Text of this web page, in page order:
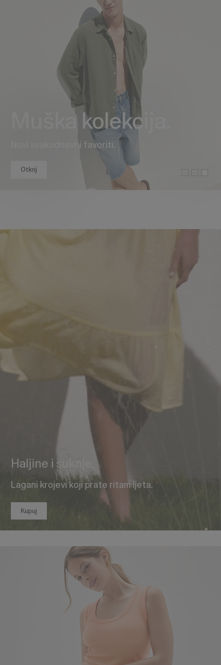
Muška kolekcija.
Novi svakodnevni favoriti.
Otkrij
Haljine i suknje.
Lagani krojevi koji prate ritam ljeta.
Kupuj